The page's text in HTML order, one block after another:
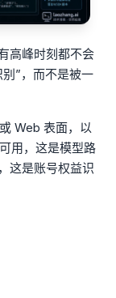
高峰时刻都不会
”，而不是被一
Web 表面，以
用，这是模型路
这是账号权益识